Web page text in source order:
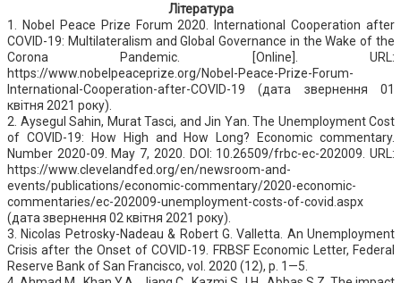
Література
1. Nobel Peace Prize Forum 2020. International Cooperation after
COVID-19: Multilateralism and Global Governance in the Wake of the
Corona Pandemic. [Online]. URL:
https://www.nobelpeaceprize.org/Nobel-Peace-Prize-Forum-
International-Cooperation-after-COVID-19 (дата звернення 01
квітня 2021 року).
2. Aysegul Sahin, Murat Tasci, and Jin Yan. The Unemployment Cost
of COVID-19: How High and How Long? Economic commentary.
Number 2020-09. May 7, 2020. DOI: 10.26509/frbc-ec-202009. URL:
https://www.clevelandfed.org/en/newsroom-and-
events/publications/economic-commentary/2020-economic-
commentaries/ec-202009-unemployment-costs-of-covid.aspx
(дата звернення 02 квітня 2021 року).
3. Nicolas Petrosky-Nadeau & Robert G. Valletta. An Unemployment
Crisis after the Onset of COVID-19. FRBSF Economic Letter, Federal
Reserve Bank of San Francisco, vol. 2020 (12), p. 1—5.